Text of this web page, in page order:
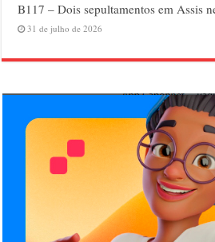
B117 – Dois sepultamentos em Assis
31 de julho de 2026